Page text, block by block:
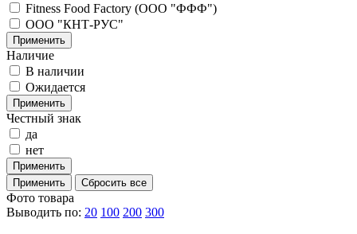
Fitness Food Factory (ООО "ФФФ")
ООО "КНТ-РУС"
Наличие
В наличии
Ожидается
Честный знак
да
нет
Фото товара
Выводить по: 20 100 200 300